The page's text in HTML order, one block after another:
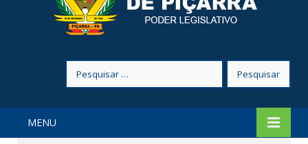
por:
MENU